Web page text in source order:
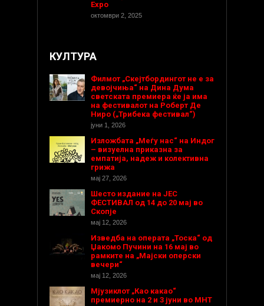
Expo
октомври 2, 2025
КУЛТУРА
Филмот „Скејтбордингот не е за
девојчиња“ на Дина Дума
светската премиера ќе ја има
на фестивалот на Роберт Де
Ниро („Трибека фестивал“)
јуни 1, 2026
Изложбата „Меѓу нас“ на Индог
– визуелна приказна за
емпатија, надеж и колективна
грижа
мај 27, 2026
Шесто издание на ЈЕС
ФЕСТИВАЛ од 14 до 20 мај во
Скопје
мај 12, 2026
Изведба на операта „Тоска“ од
Џакомо Пучини на 16 мај во
рамките на „Мајски оперски
вечери“
мај 12, 2026
Мјузиклот „Као какао“
премиерно на 2 и 3 јуни во МНТ